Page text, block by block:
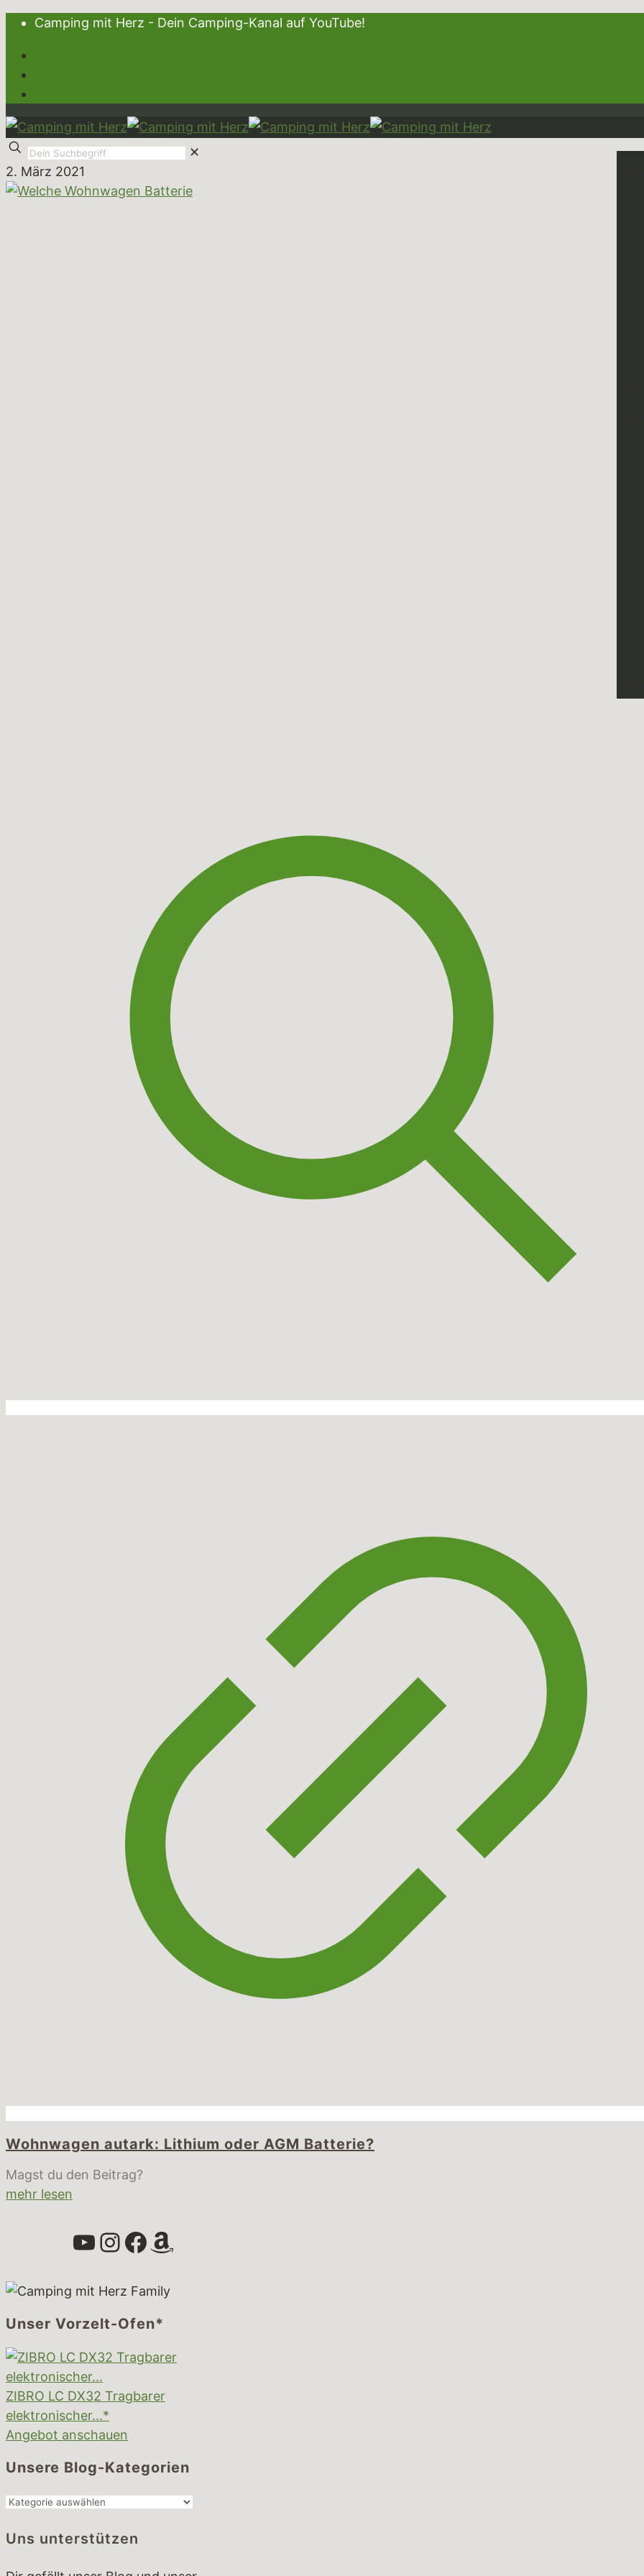
Camping mit Herz - Dein Camping-Kanal auf YouTube!
✕
2. März 2021
Wohnwagen autark: Lithium oder AGM Batterie?
Magst du den Beitrag?
mehr lesen
YouTube
Instagram
Facebook
Amazon
Unser Vorzelt-Ofen*
ZIBRO LC DX32 Tragbarer
elektronischer...*
Angebot anschauen
Unsere Blog-Kategorien
Unsere
Kategorien
Uns unterstützen